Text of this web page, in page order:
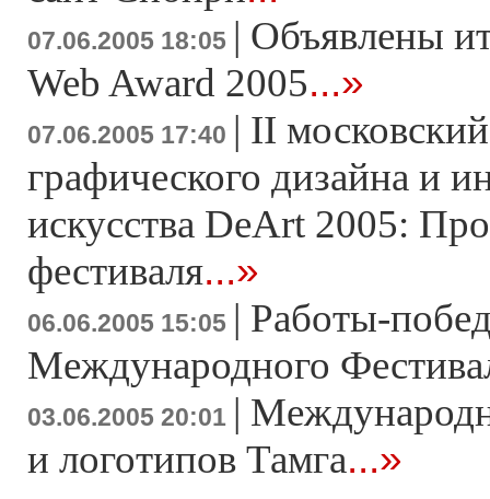
07.06.2005 18:05 | Объявлены
Web Award 2005...»
07.06.2005 17:40 | II
графического дизайна и
искусства DeArt 2005:
фестиваля...»
06.06.2005 15:05 | Работы-
Международного
03.06.2005 20:01 |
и логотипов Тамга...»